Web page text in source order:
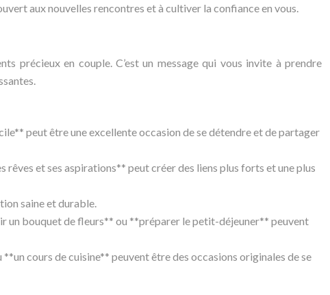
aux nouvelles rencontres et à cultiver la confiance en vous.
précieux en couple. C’est un message qui vous invite à prendre
peut être une excellente occasion de se détendre et de partager
et ses aspirations** peut créer des liens plus forts et une plus
saine et durable.
un bouquet de fleurs** ou **préparer le petit-déjeuner** peuvent
cours de cuisine** peuvent être des occasions originales de se